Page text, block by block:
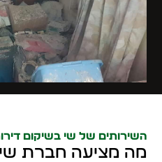
השירותים של שי בשיקום
מה מציעה חברת שי